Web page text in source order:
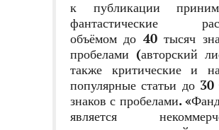
к публикации
фантастические
объёмом до 40 тысяч
пробелами (авторский
также критические и
популярные статьи до 30
знаков с пробелами.
является